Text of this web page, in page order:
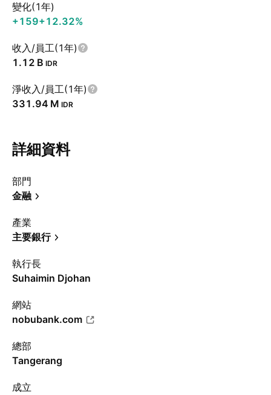
變化(1年)
+159+12.32%
收入/員工(1年)
‪1.12 B‬ IDR
淨收入/員工(1年)
‪331.94 M‬ IDR
詳細資料
部門
金融
產業
主要銀行
執行長
Suhaimin Djohan
網站
nobubank.com
總部
Tangerang
成立